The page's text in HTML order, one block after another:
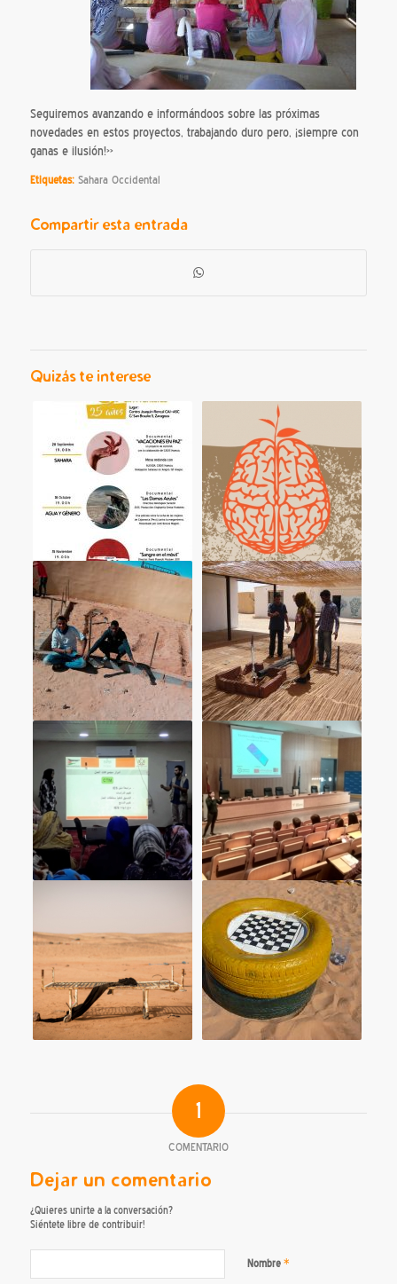
Seguiremos avanzando e informándoos sobre las próximas
novedades en estos proyectos, trabajando duro pero, ¡siempre con
ganas e ilusión!»
Etiquetas: Sahara Occidental
Compartir esta entrada
Quizás te interese
1
COMENTARIO
Dejar un comentario
¿Quieres unirte a la conversación?
Siéntete libre de contribuir!
Nombre *